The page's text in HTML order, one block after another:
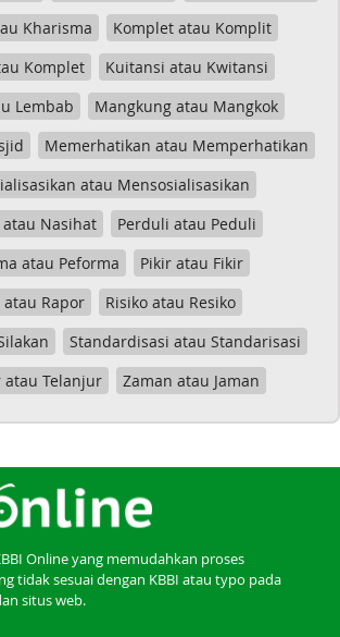
Kharisma
Komplet atau Komplit
Komplet
Kuitansi atau Kwitansi
Lembab
Mangkung atau Mangkok
Memerhatikan atau Memperhatikan
atau Mensosialisasikan
Nasihat
Perduli atau Peduli
atau Peforma
Pikir atau Fikir
atau Rapor
Risiko atau Resiko
Standardisasi atau Standarisasi
atau Telanjur
Zaman atau Jaman
Online yang memudahkan proses
tidak sesuai dengan KBBI atau typo pada
situs web.